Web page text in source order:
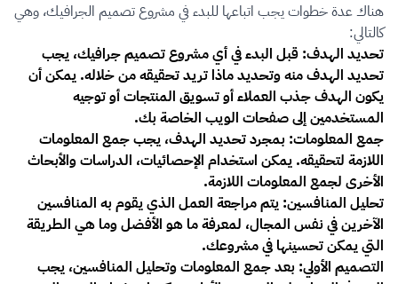
هناك عدة خطوات يجب اتباعها للبدء في مشروع تصميم الجرافيك، وهي
كالتالي:
تحديد الهدف: قبل البدء في أي مشروع تصميم جرافيك، يجب
تحديد الهدف منه وتحديد ماذا تريد تحقيقه من خلاله. يمكن أن
يكون الهدف جذب العملاء أو تسويق المنتجات أو توجيه
المستخدمين إلى صفحات الويب الخاصة بك.
جمع المعلومات: بمجرد تحديد الهدف، يجب جمع المعلومات
اللازمة لتحقيقه. يمكن استخدام الإحصائيات، الدراسات والأبحاث
الأخرى لجمع المعلومات اللازمة.
تحليل المنافسين: يتم مراجعة العمل الذي يقوم به المنافسين
الآخرين في نفس المجال، لمعرفة ما هو الأفضل وما هي الطريقة
التي يمكن تحسينها في مشروعك.
التصميم الأولي: بعد جمع المعلومات وتحليل المنافسين، يجب